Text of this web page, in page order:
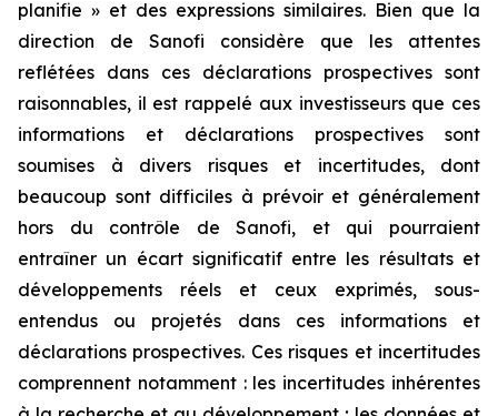
planifie » et des expressions similaires. Bien que la
direction de Sanofi considère que les attentes
reflétées dans ces déclarations prospectives sont
raisonnables, il est rappelé aux investisseurs que ces
informations et déclarations prospectives sont
soumises à divers risques et incertitudes, dont
beaucoup sont difficiles à prévoir et généralement
hors du contrôle de Sanofi, et qui pourraient
entraîner un écart significatif entre les résultats et
développements réels et ceux exprimés, sous-
entendus ou projetés dans ces informations et
déclarations prospectives. Ces risques et incertitudes
comprennent notamment : les incertitudes inhérentes